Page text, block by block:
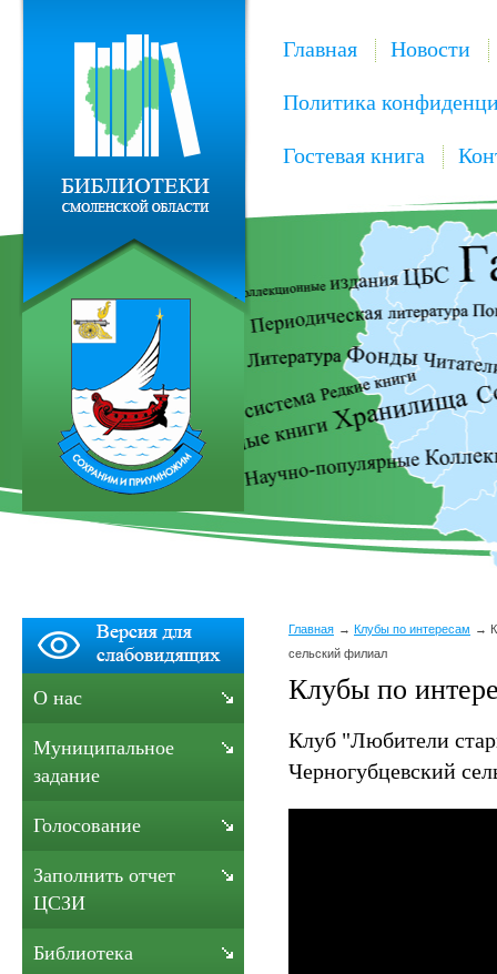
Главная Новости
Политика
Гостевая книга
Главная Клубы по интересам
сельский филиал
Клубы по
Клуб "Любители
Черногубцевский
О нас
Муниципальное
задание
Голосование
Заполнить отчет
ЦСЗИ
Библиотека